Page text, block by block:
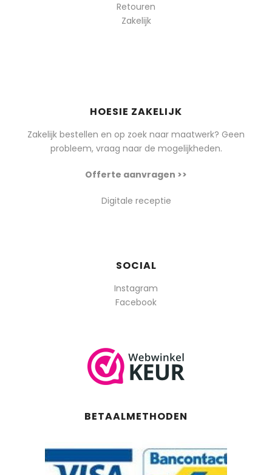
Retouren
Zakelijk
HOESIE ZAKELIJK
Zakelijk bestellen en op zoek naar maatwerk? Geen
probleem, vraag naar de mogelijkheden.
Offerte aanvragen >>
Digitale receptie
SOCIAL
Instagram
Facebook
BETAALMETHODEN